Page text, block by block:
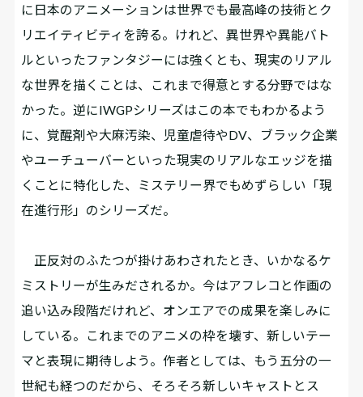
に日本のアニメーションは世界でも最高峰の技術とク
リエイティビティを誇る。けれど、異世界や異能バト
ルといったファンタジーには強くとも、現実のリアル
な世界を描くことは、これまで得意とする分野ではな
かった。逆にIWGPシリーズはこの本でもわかるよう
に、覚醒剤や大麻汚染、児童虐待やDV、ブラック企業
やユーチューバーといった現実のリアルなエッジを描
くことに特化した、ミステリー界でもめずらしい「現
在進行形」のシリーズだ。
正反対のふたつが掛けあわされたとき、いかなるケ
ミストリーが生みだされるか。今はアフレコと作画の
追い込み段階だけれど、オンエアでの成果を楽しみに
している。これまでのアニメの枠を壊す、新しいテー
マと表現に期待しよう。作者としては、もう五分の一
世紀も経つのだから、そろそろ新しいキャストとス